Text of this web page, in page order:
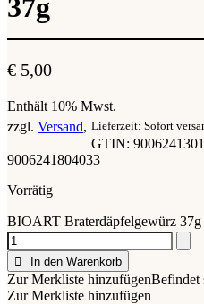
37g
€ 5,00
Enthält 10% Mwst.
zzgl. Versand Lieferzeit: Sofort
GTIN:
9006241804033
Vorrätig
BIOART Braterdäpfelgewürz 37g
In den Warenkorb
Zur Merkliste hinzufügenBefindet
Zur Merkliste hinzufügen